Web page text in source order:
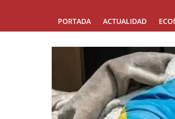
PORTADA ACTUALIDAD